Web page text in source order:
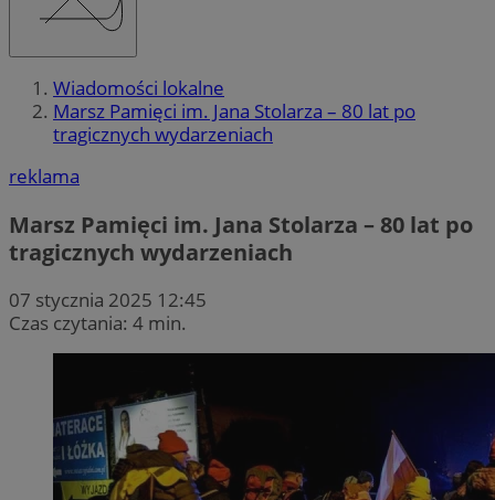
Wiadomości lokalne
Marsz Pamięci im. Jana Stolarza – 80 lat po
tragicznych wydarzeniach
reklama
Marsz Pamięci im. Jana Stolarza – 80 lat po
tragicznych wydarzeniach
07 stycznia 2025 12:45
Czas czytania: 4 min.